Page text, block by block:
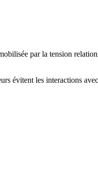
par la tension
évitent les interactions